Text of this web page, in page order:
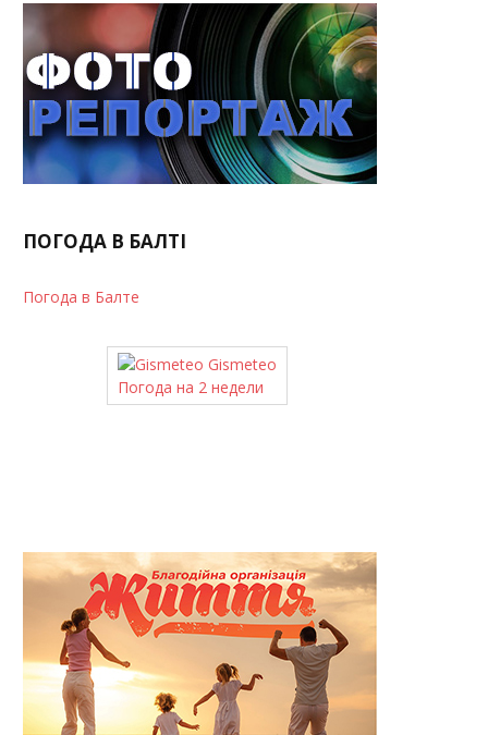
ПОГОДА В БАЛТІ
Погода в Балте
Gismeteo
Погода на 2 недели